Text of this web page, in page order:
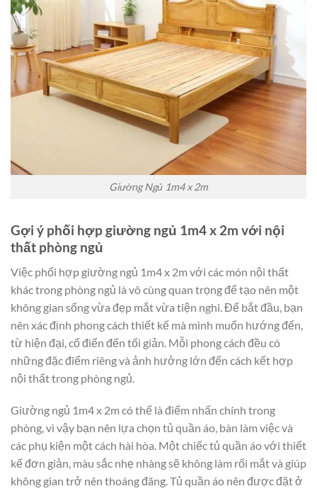
Giường Ngủ 1m4 x 2m
Gợi ý phối hợp giường ngủ 1m4 x 2m với nội
thất phòng ngủ
Việc phối hợp giường ngủ 1m4 x 2m với các món nội thất
khác trong phòng ngủ là vô cùng quan trọng để tạo nên một
không gian sống vừa đẹp mắt vừa tiện nghi. Để bắt đầu, bạn
nên xác định phong cách thiết kế mà mình muốn hướng đến,
từ hiện đại, cổ điển đến tối giản. Mỗi phong cách đều có
những đặc điểm riêng và ảnh hưởng lớn đến cách kết hợp
nội thất trong phòng ngủ.
Giường ngủ 1m4 x 2m có thể là điểm nhấn chính trong
phòng, vì vậy bạn nên lựa chọn tủ quần áo, bàn làm việc và
các phụ kiện một cách hài hòa. Một chiếc tủ quần áo với thiết
kế đơn giản, màu sắc nhẹ nhàng sẽ không làm rối mắt và giúp
không gian trở nên thoáng đãng. Tủ quần áo nên được đặt ở